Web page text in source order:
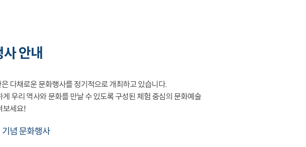
안내
다채로운 문화행사를 정기적으로 개최하고 있습니다.
게 우리 역사와 문화를 만날 수 있도록 구성된 체험 중심의 문화예술
보세요!
기념 문화행사